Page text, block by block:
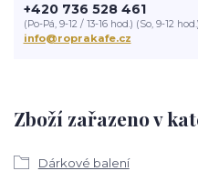
Zboží zařazeno v
Dárkové balení
+420 736 528 461
(Po-Pá, 9-12 / 13-16 hod.) (So, 9-12 hod.)
info@roprakafe.cz